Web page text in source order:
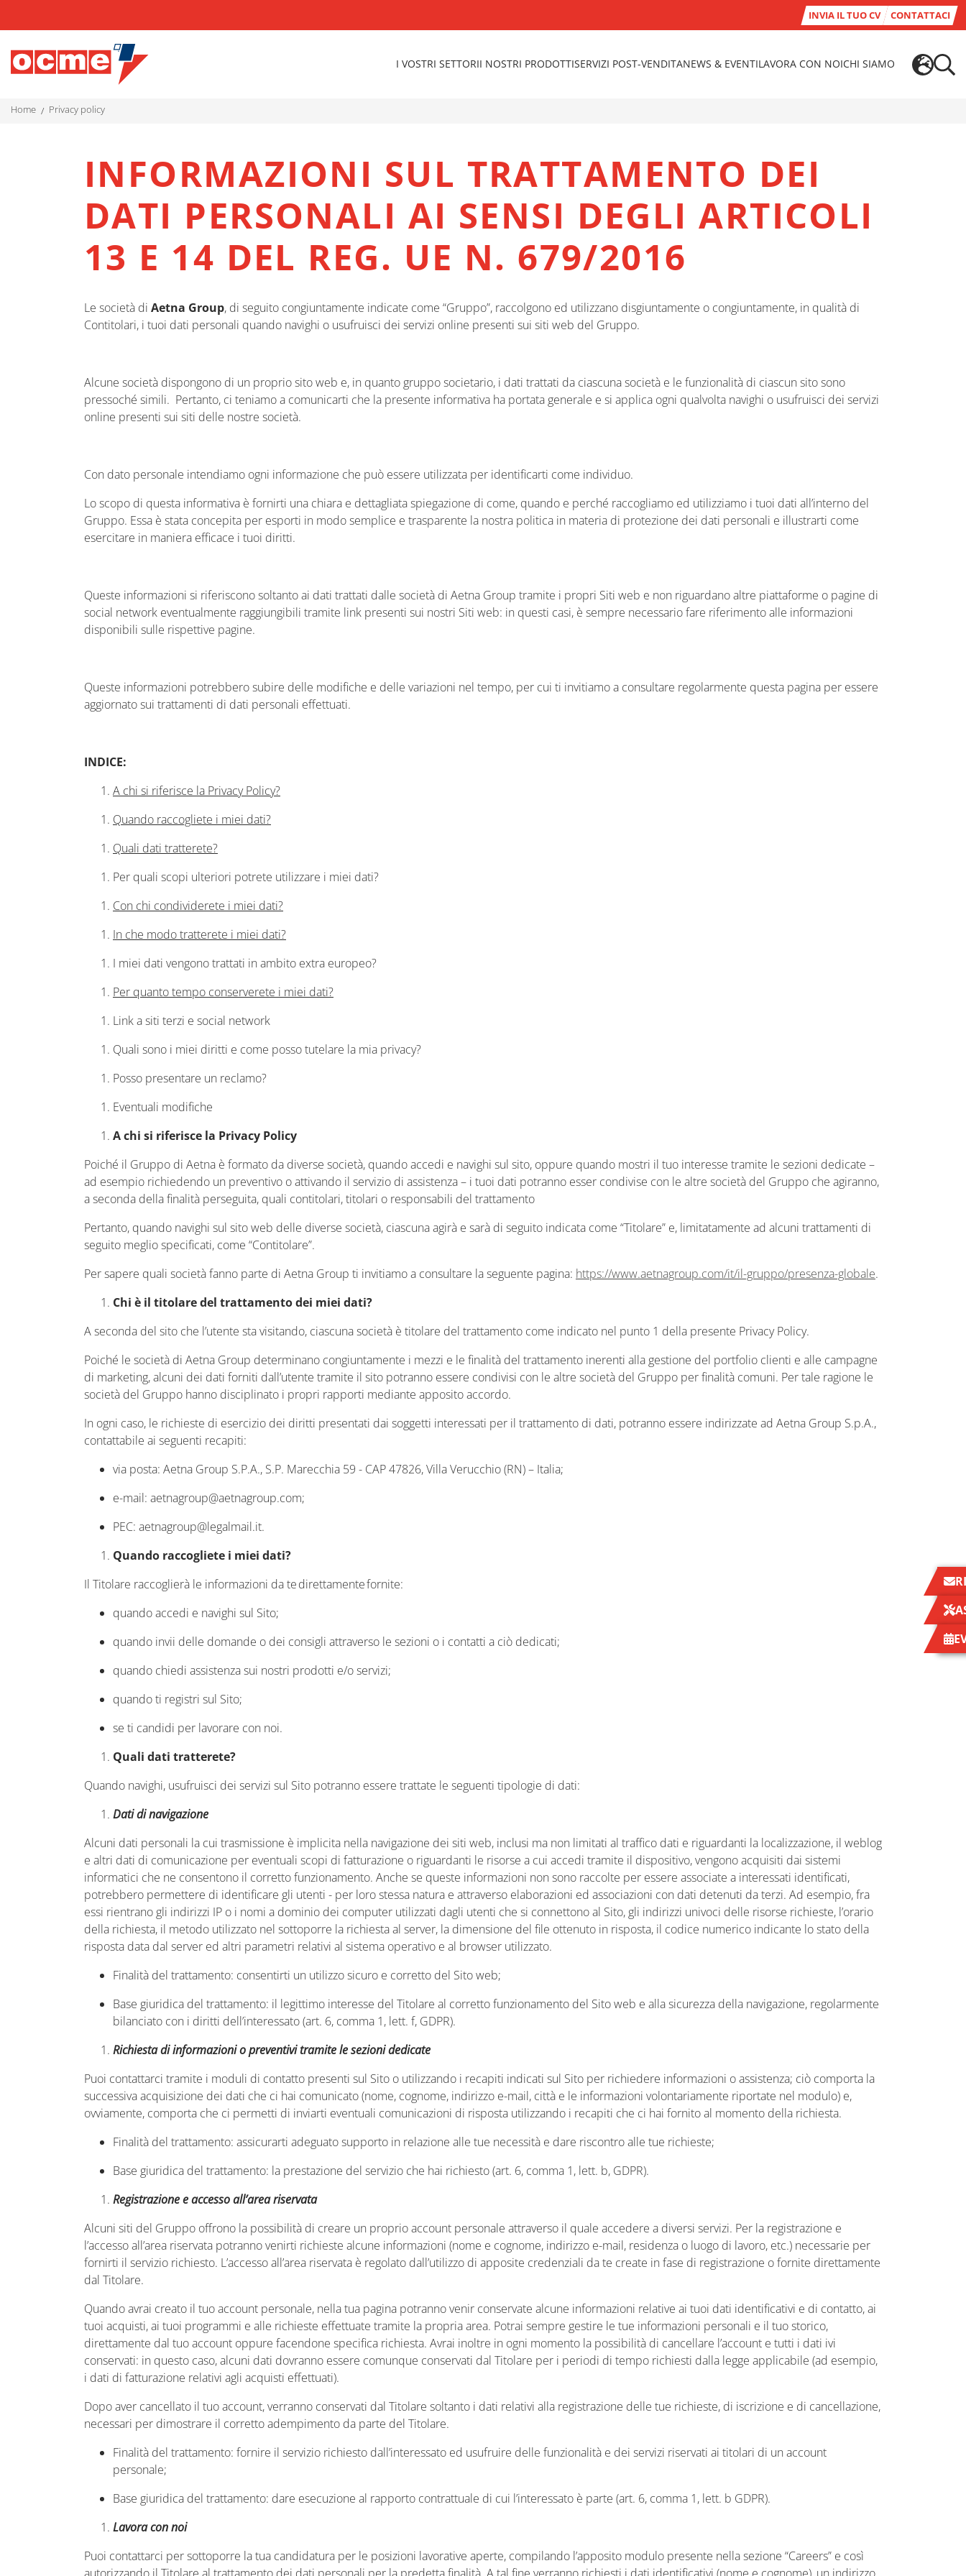
INVIA IL TUO CV CONTATTACI
I VOSTRI SETTORII NOSTRI PRODOTTISERVIZI POST-VENDITANEWS & EVENTILAVORA CON NOICHI SIAMO
home privacy policy
INFORMAZIONI SUL TRATTAMENTO DEI
DATI PERSONALI AI SENSI DEGLI ARTICOLI
13 E 14 DEL REG. UE N. 679/2016
Le società di Aetna Group, di seguito congiuntamente indicate come “Gruppo”, raccolgono ed utilizzano disgiuntamente o congiuntamente, in qualità di
Contitolari, i tuoi dati personali quando navighi o usufruisci dei servizi online presenti sui siti web del Gruppo.
Alcune società dispongono di un proprio sito web e, in quanto gruppo societario, i dati trattati da ciascuna società e le funzionalità di ciascun sito sono
pressoché simili. Pertanto, ci teniamo a comunicarti che la presente informativa ha portata generale e si applica ogni qualvolta navighi o usufruisci dei servizi
online presenti sui siti delle nostre società.
Con dato personale intendiamo ogni informazione che può essere utilizzata per identificarti come individuo.
Lo scopo di questa informativa è fornirti una chiara e dettagliata spiegazione di come, quando e perché raccogliamo ed utilizziamo i tuoi dati all’interno del
Gruppo. Essa è stata concepita per esporti in modo semplice e trasparente la nostra politica in materia di protezione dei dati personali e illustrarti come
esercitare in maniera efficace i tuoi diritti.
Queste informazioni si riferiscono soltanto ai dati trattati dalle società di Aetna Group tramite i propri Siti web e non riguardano altre piattaforme o pagine di
social network eventualmente raggiungibili tramite link presenti sui nostri Siti web: in questi casi, è sempre necessario fare riferimento alle informazioni
disponibili sulle rispettive pagine.
Queste informazioni potrebbero subire delle modifiche e delle variazioni nel tempo, per cui ti invitiamo a consultare regolarmente questa pagina per essere
aggiornato sui trattamenti di dati personali effettuati.
INDICE:
A chi si riferisce la Privacy Policy?
Quando raccogliete i miei dati?
Quali dati tratterete?
Per quali scopi ulteriori potrete utilizzare i miei dati?
Con chi condividerete i miei dati?
In che modo tratterete i miei dati?
I miei dati vengono trattati in ambito extra europeo?
Per quanto tempo conserverete i miei dati?
Link a siti terzi e social network
Quali sono i miei diritti e come posso tutelare la mia privacy?
Posso presentare un reclamo?
Eventuali modifiche
A chi si riferisce la Privacy Policy
Poiché il Gruppo di Aetna è formato da diverse società, quando accedi e navighi sul sito, oppure quando mostri il tuo interesse tramite le sezioni dedicate –
ad esempio richiedendo un preventivo o attivando il servizio di assistenza – i tuoi dati potranno esser condivise con le altre società del Gruppo che agiranno,
a seconda della finalità perseguita, quali contitolari, titolari o responsabili del trattamento
Pertanto, quando navighi sul sito web delle diverse società, ciascuna agirà e sarà di seguito indicata come “Titolare” e, limitatamente ad alcuni trattamenti di
seguito meglio specificati, come “Contitolare”.
Per sapere quali società fanno parte di Aetna Group ti invitiamo a consultare la seguente pagina: https://www.aetnagroup.com/it/il-gruppo/presenza-globale.
Chi è il titolare del trattamento dei miei dati?
A seconda del sito che l’utente sta visitando, ciascuna società è titolare del trattamento come indicato nel punto 1 della presente Privacy Policy.
Poiché le società di Aetna Group determinano congiuntamente i mezzi e le finalità del trattamento inerenti alla gestione del portfolio clienti e alle campagne
di marketing, alcuni dei dati forniti dall’utente tramite il sito potranno essere condivisi con le altre società del Gruppo per finalità comuni. Per tale ragione le
società del Gruppo hanno disciplinato i propri rapporti mediante apposito accordo.
In ogni caso, le richieste di esercizio dei diritti presentati dai soggetti interessati per il trattamento di dati, potranno essere indirizzate ad Aetna Group S.p.A.,
contattabile ai seguenti recapiti:
via posta: Aetna Group S.P.A., S.P. Marecchia 59 - CAP 47826, Villa Verucchio (RN) – Italia;
e-mail: aetnagroup@aetnagroup.com;
PEC: aetnagroup@legalmail.it.
Quando raccogliete i miei dati?
Il Titolare raccoglierà le informazioni da te direttamente fornite:
quando accedi e navighi sul Sito;
quando invii delle domande o dei consigli attraverso le sezioni o i contatti a ciò dedicati;
quando chiedi assistenza sui nostri prodotti e/o servizi;
quando ti registri sul Sito;
se ti candidi per lavorare con noi.
Quali dati tratterete?
Quando navighi, usufruisci dei servizi sul Sito potranno essere trattate le seguenti tipologie di dati:
Dati di navigazione
Alcuni dati personali la cui trasmissione è implicita nella navigazione dei siti web, inclusi ma non limitati al traffico dati e riguardanti la localizzazione, il weblog
e altri dati di comunicazione per eventuali scopi di fatturazione o riguardanti le risorse a cui accedi tramite il dispositivo, vengono acquisiti dai sistemi
informatici che ne consentono il corretto funzionamento. Anche se queste informazioni non sono raccolte per essere associate a interessati identificati,
potrebbero permettere di identificare gli utenti - per loro stessa natura e attraverso elaborazioni ed associazioni con dati detenuti da terzi. Ad esempio, fra
essi rientrano gli indirizzi IP o i nomi a dominio dei computer utilizzati dagli utenti che si connettono al Sito, gli indirizzi univoci delle risorse richieste, l’orario
della richiesta, il metodo utilizzato nel sottoporre la richiesta al server, la dimensione del file ottenuto in risposta, il codice numerico indicante lo stato della
risposta data dal server ed altri parametri relativi al sistema operativo e al browser utilizzato.
Finalità del trattamento: consentirti un utilizzo sicuro e corretto del Sito web;
Base giuridica del trattamento: il legittimo interesse del Titolare al corretto funzionamento del Sito web e alla sicurezza della navigazione, regolarmente
bilanciato con i diritti dell’interessato (art. 6, comma 1, lett. f, GDPR).
Richiesta diinformazioni o preventivi tramitele sezioni dedicate
Puoi contattarci tramite i moduli di contatto presenti sul Sito o utilizzando i recapiti indicati sul Sito per richiedere informazioni o assistenza; ciò comporta la
successiva acquisizione dei dati che ci hai comunicato (nome, cognome, indirizzo e-mail, città e le informazioni volontariamente riportate nel modulo) e,
ovviamente, comporta che ci permetti di inviarti eventuali comunicazioni di risposta utilizzando i recapiti che ci hai fornito al momento della richiesta.
Finalità del trattamento: assicurarti adeguato supporto in relazione alle tue necessità e dare riscontro alle tue richieste;
Base giuridica del trattamento: la prestazione del servizio che hai richiesto (art. 6, comma 1, lett. b, GDPR).
Registrazione e accessoall’area riservata
Alcuni siti del Gruppo offrono la possibilità di creare un proprio account personale attraverso il quale accedere a diversi servizi. Per la registrazione e
l’accesso all’area riservata potranno venirti richieste alcune informazioni (nome e cognome, indirizzo e-mail, residenza o luogo di lavoro, etc.) necessarie per
fornirti il servizio richiesto. L’accesso all’area riservata è regolato dall’utilizzo di apposite credenziali da te create in fase di registrazione o fornite direttamente
dal Titolare.
Quando avrai creato il tuo account personale, nella tua pagina potranno venir conservate alcune informazioni relative ai tuoi dati identificativi e di contatto, ai
tuoi acquisti, ai tuoi programmi e alle richieste effettuate tramite la propria area. Potrai sempre gestire le tue informazioni personali e il tuo storico,
direttamente dal tuo account oppure facendone specifica richiesta. Avrai inoltre in ogni momento la possibilità di cancellare l’account e tutti i dati ivi
conservati: in questo caso, alcuni dati dovranno essere comunque conservati dal Titolare per i periodi di tempo richiesti dalla legge applicabile (ad esempio,
i dati di fatturazione relativi agli acquisti effettuati).
Dopo aver cancellato il tuo account, verranno conservati dal Titolare soltanto i dati relativi alla registrazione delle tue richieste, di iscrizione e di cancellazione,
necessari per dimostrare il corretto adempimento da parte del Titolare.
Finalità del trattamento: fornire il servizio richiesto dall’interessato ed usufruire delle funzionalità e dei servizi riservati ai titolari di un account
personale;
Base giuridica del trattamento: dare esecuzione al rapporto contrattuale di cui l’interessato è parte (art. 6, comma 1, lett. b GDPR).
Lavora con noi
Puoi contattarci per sottoporre la tua candidatura per le posizioni lavorative aperte, compilando l’apposito modulo presente nella sezione “Careers” e così